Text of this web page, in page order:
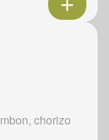
chorizo